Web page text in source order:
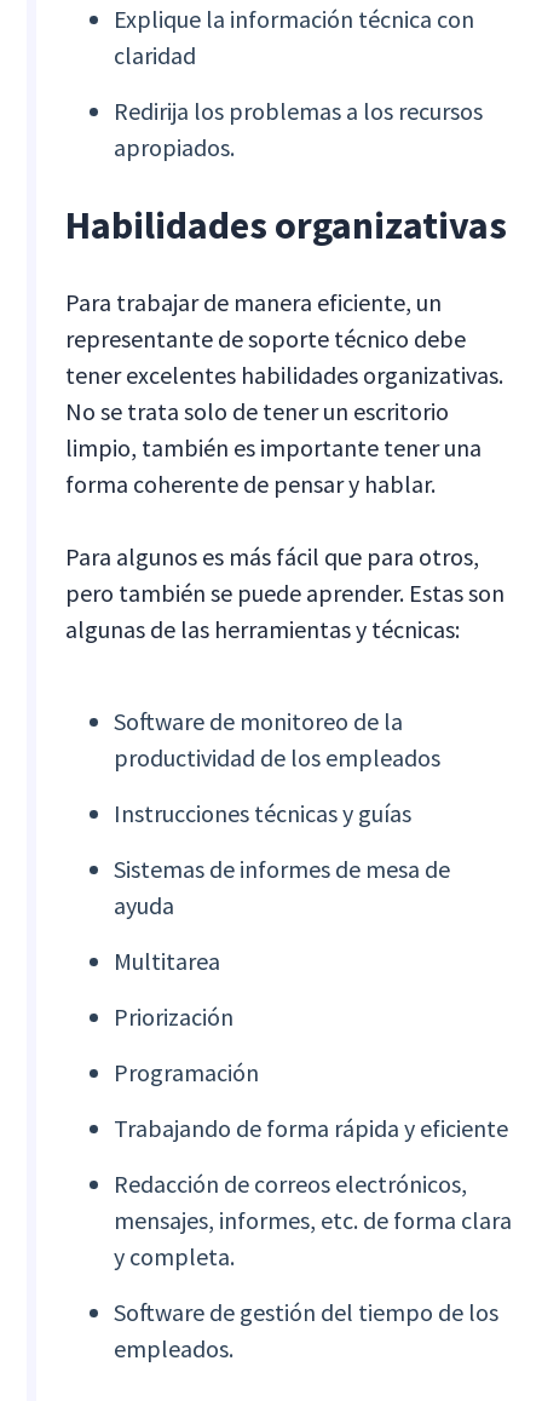
Explique la información técnica con
claridad
Redirija los problemas a los recursos
apropiados.
Habilidades organizativas
Para trabajar de manera eficiente, un
representante de soporte técnico debe
tener excelentes habilidades organizativas.
No se trata solo de tener un escritorio
limpio, también es importante tener una
forma coherente de pensar y hablar.
Para algunos es más fácil que para otros,
pero también se puede aprender. Estas son
algunas de las herramientas y técnicas:
Software de monitoreo de la
productividad de los empleados
Instrucciones técnicas y guías
Sistemas de informes de mesa de
ayuda
Multitarea
Priorización
Programación
Trabajando de forma rápida y eficiente
Redacción de correos electrónicos,
mensajes, informes, etc. de forma clara
y completa.
Software de gestión del tiempo de los
empleados.